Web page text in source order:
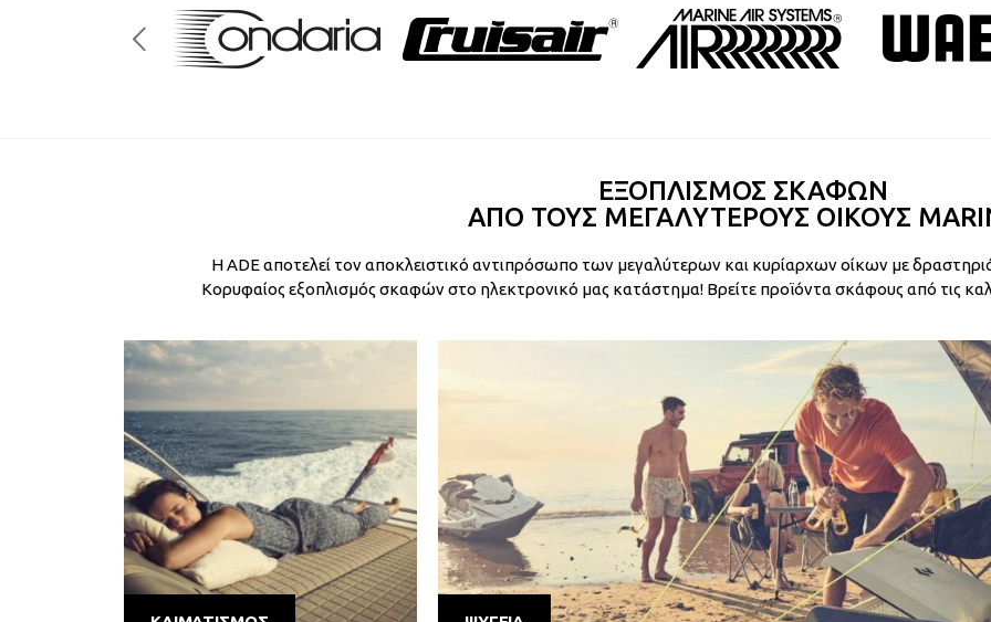
ΕΞΟΠΛΙΣΜΟΣ ΣΚΑΦΩΝ
ΑΠΟ ΤΟΥΣ ΜΕΓΑΛΥΤΕΡΟΥΣ ΟΙΚΟΥΣ
Η ADE αποτελεί τον αποκλειστικό αντιπρόσωπο των μεγαλύτερων και κυρίαρχων οίκων με
Κορυφαίος εξοπλισμός σκαφών στο ηλεκτρονικό μας κατάστημα! Βρείτε προϊόντα σκάφους από τις